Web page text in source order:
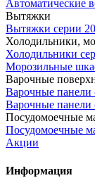
Автоматические
Вытяжки
Вытяжки серии
Холодильники,
Холодильники
Морозильные
Варочные
Варочные панели
Варочные панели
Посудомоечные
Посудомоечные
Акции
Информация